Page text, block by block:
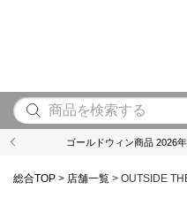
ゴールドウィン商品 2026
総合TOP > 店舗一覧 > OUTSIDE